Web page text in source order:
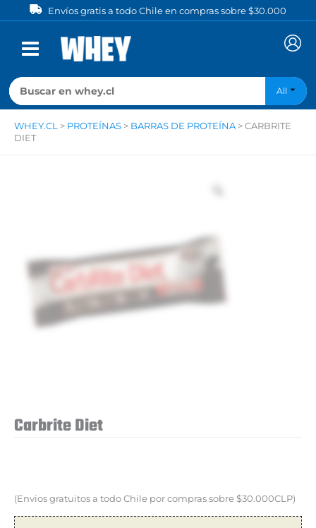
al
contenido
Envíos gratis a todo Chile en compras sobre $30.000
All
WHEY.CL > PROTEÍNAS > BARRAS DE PROTEÍNA > CARBRITE
DIET
Carbrite Diet
(Envios gratuitos a todo Chile por compras sobre $30.000CLP)